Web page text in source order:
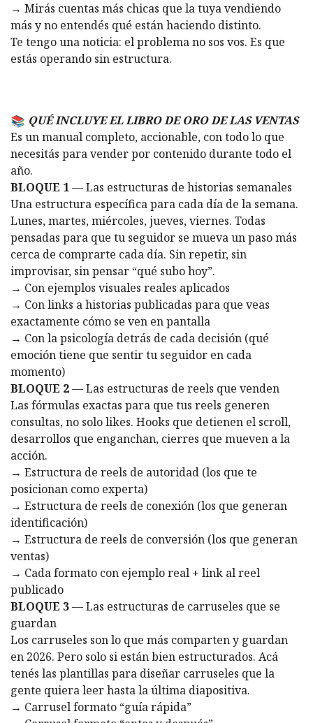
→ Mirás cuentas más chicas que la tuya vendiendo
más y no entendés qué están haciendo distinto.
Te tengo una noticia: el problema no sos vos. Es que
estás operando sin estructura.
QUÉ INCLUYE EL LIBRO DE ORO DE LAS VENTAS
Es un manual completo, accionable, con todo lo que
necesitás para vender por contenido durante todo el
año.
BLOQUE 1— Las estructuras de historias semanales
Una estructura específica para cada día de la semana.
Lunes, martes, miércoles, jueves, viernes. Todas
pensadas para que tu seguidor se mueva un paso más
cerca de comprarte cada día. Sin repetir, sin
improvisar, sin pensar “qué subo hoy”.
→ Con ejemplos visuales reales aplicados
→ Con links a historias publicadas para que veas
exactamente cómo se ven en pantalla
→ Con la psicología detrás de cada decisión (qué
emoción tiene que sentir tu seguidor en cada
momento)
BLOQUE 2— Las estructuras de reels que venden
Las fórmulas exactas para que tus reels generen
consultas, no solo likes. Hooks que detienen el scroll,
desarrollos que enganchan, cierres que mueven a la
acción.
→ Estructura de reels de autoridad (los que te
posicionan como experta)
→ Estructura de reels de conexión (los que generan
identificación)
→ Estructura de reels de conversión (los que generan
ventas)
→ Cada formato con ejemplo real + link al reel
publicado
BLOQUE 3— Las estructuras de carruseles que se
guardan
Los carruseles son lo que más comparten y guardan
en 2026. Pero solo si están bien estructurados. Acá
tenés las plantillas para diseñar carruseles que la
gente quiera leer hasta la última diapositiva.
→ Carrusel formato “guía rápida”